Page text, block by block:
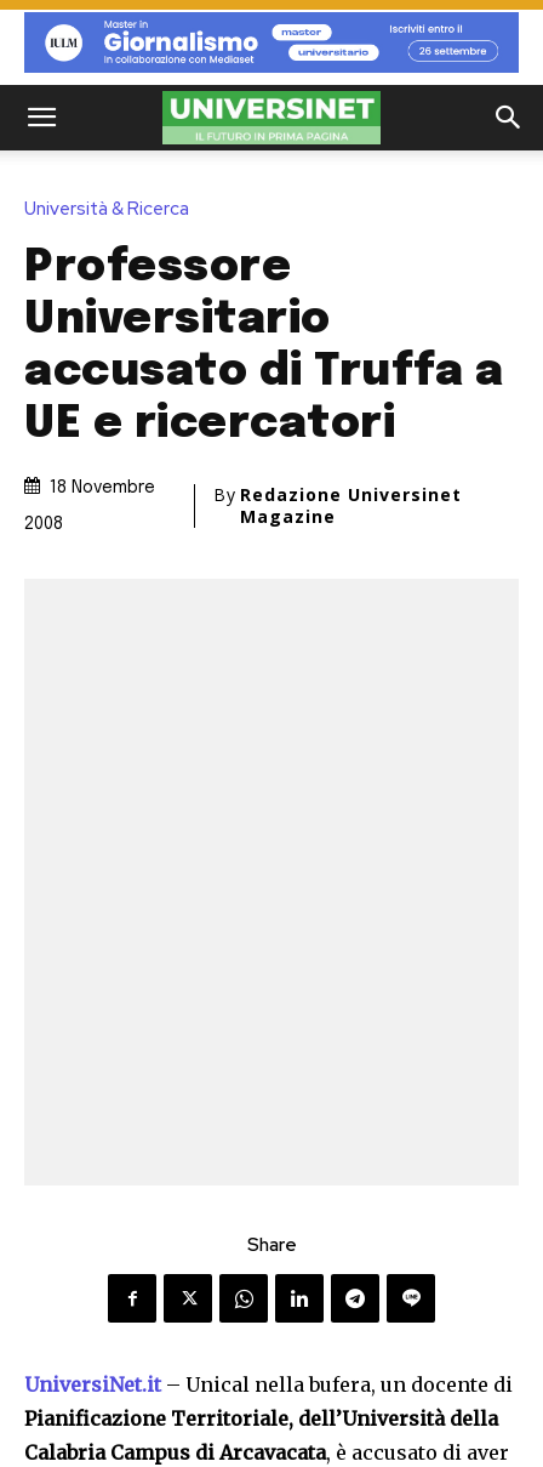
Università & Ricerca
Professore
Universitario
accusato di Truffa a
UE e ricercatori
18 Novembre
2008
By Redazione Universinet
Magazine
Share
UniversiNet.it – Unical nella bufera, un docente di
Pianificazione Territoriale, dell’Università della
Calabria Campus di Arcavacata, è accusato di aver